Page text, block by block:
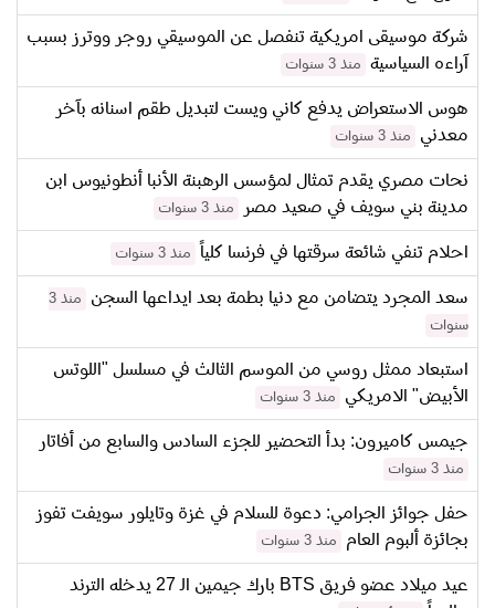
شركة موسيقى امريكية تنفصل عن الموسيقي روجر ووترز بسبب
آراءه السياسية
منذ 3 سنوات
هوس الاستعراض يدفع كاني ويست لتبديل طقم اسنانه بآخر
معدني
منذ 3 سنوات
نحات مصري يقدم تمثال لمؤسس الرهبنة الأنبا أنطونيوس ابن
مدينة بني سويف في صعيد مصر
منذ 3 سنوات
احلام تنفي شائعة سرقتها في فرنسا كلياً منذ 3 سنوات
سعد المجرد يتضامن مع دنيا بطمة بعد ايداعها السجن
منذ 3
سنوات
استبعاد ممثل روسي من الموسم الثالث في مسلسل "اللوتس
الأبيض" الامريكي
منذ 3 سنوات
جيمس كاميرون: بدأ التحضير للجزء السادس والسابع من أفاتار
منذ 3 سنوات
حفل جوائز الجرامي: دعوة للسلام في غزة وتايلور سويفت تفوز
بجائزة ألبوم العام
منذ 3 سنوات
عيد ميلاد عضو فريق BTS بارك جيمين الـ 27 يدخله الترند